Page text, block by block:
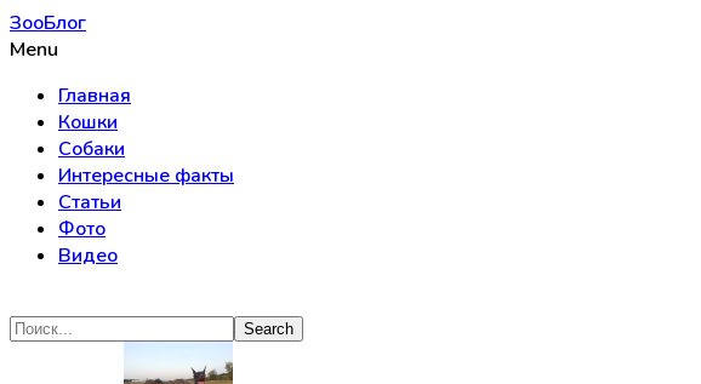
ЗооБлог
Menu
Главная
Кошки
Собаки
Интересные факты
Статьи
Фото
Видео